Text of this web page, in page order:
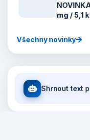
mg / 5,1
Všechny novinky
Shrnout text